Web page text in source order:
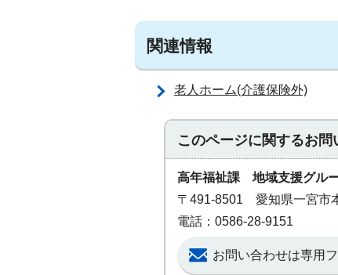
関連情報
老人ホーム(介護保険外)
このページに関するお問
高年福祉課 地域支援グル
〒491-8501 愛知県一宮市
電話：0586-28-9151
お問い合わせは専用